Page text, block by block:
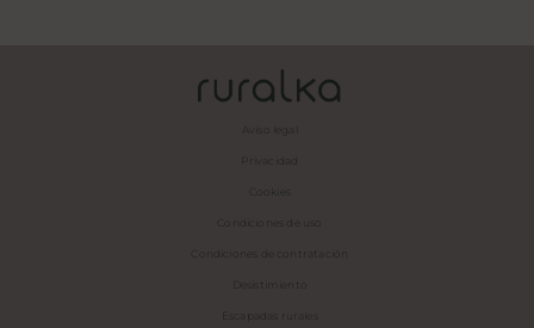
Aviso legal
Privacidad
Cookies
Condiciones de uso
Condiciones de contratación
Desistimiento
Escapadas rurales